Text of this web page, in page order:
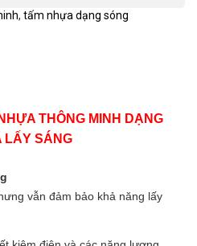
, tấm nhựa dạng sóng
THÔNG MINH DẠNG
LẤY SÁNG
vẫn đảm bảo khả năng lấy